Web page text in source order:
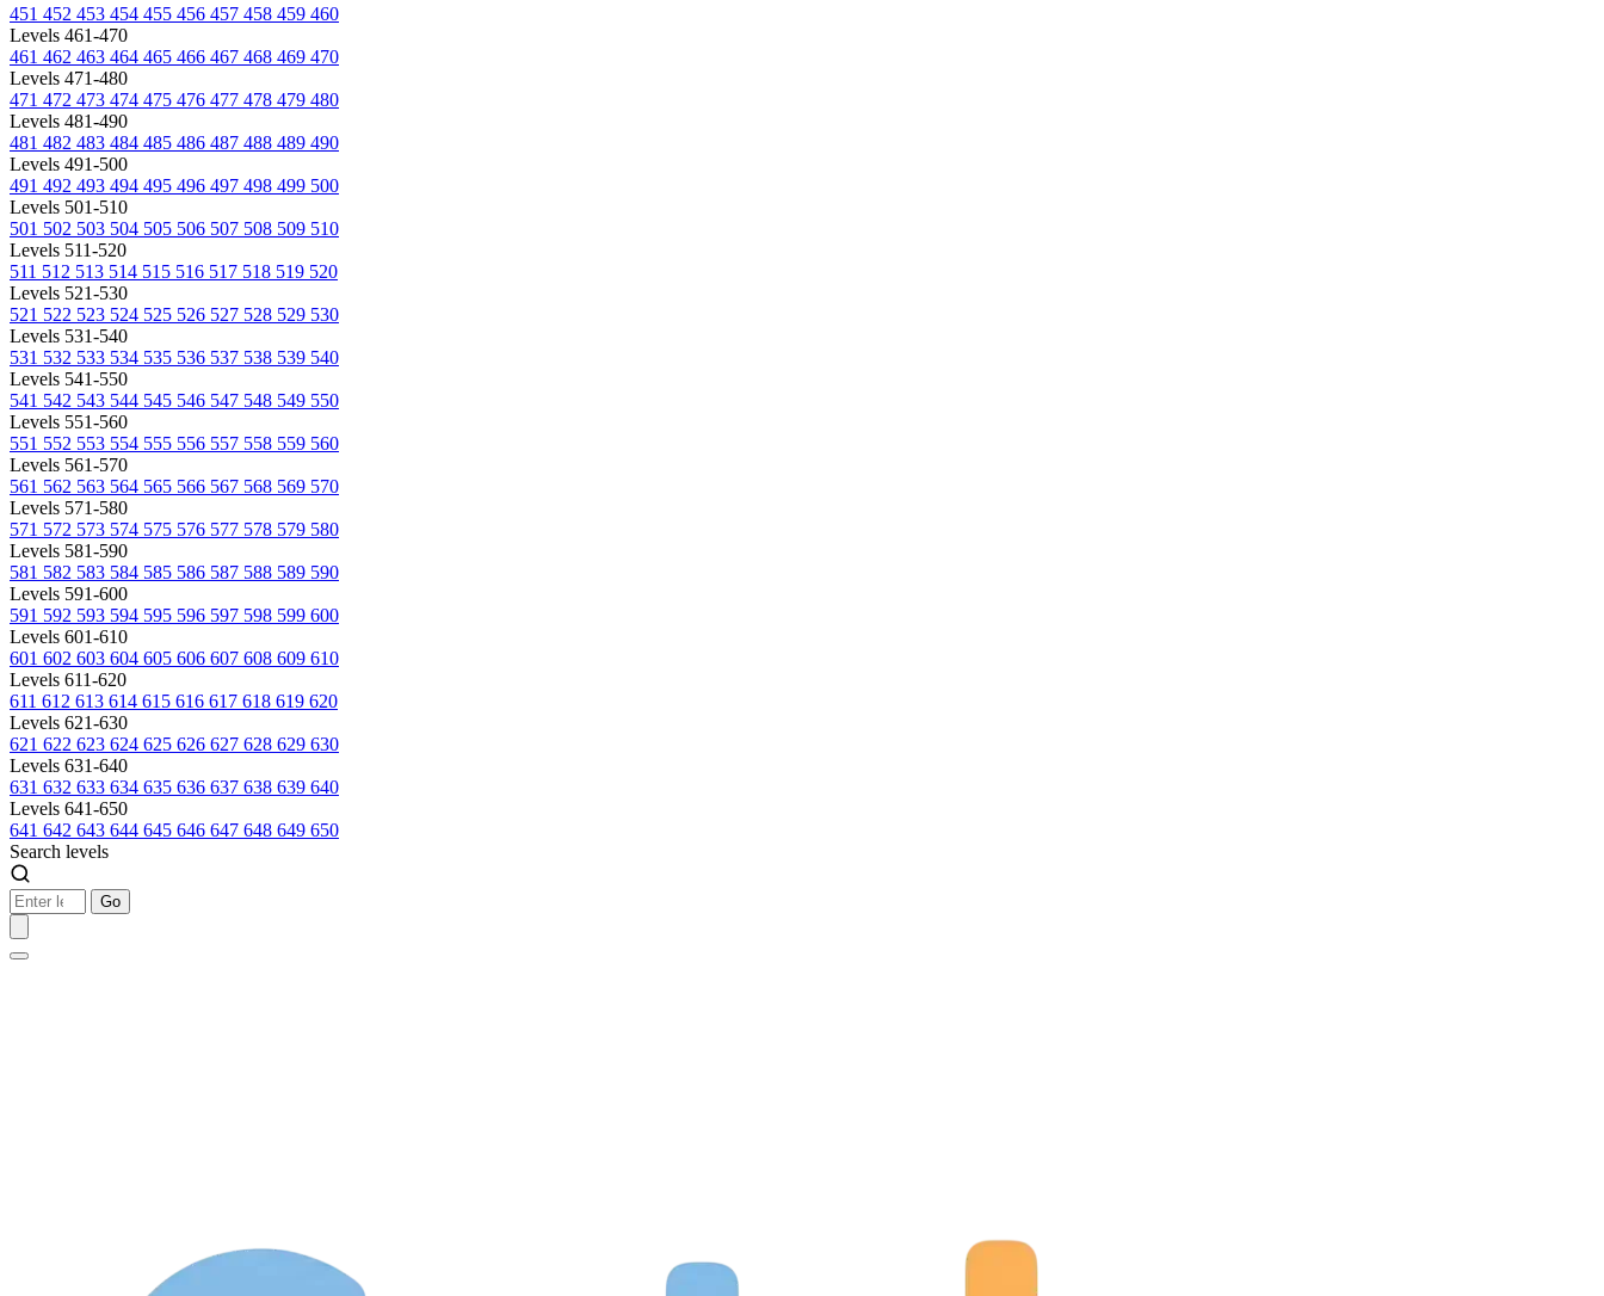
451 452 453 454 455 456 457 458 459 460
Levels 461-470
461 462 463 464 465 466 467 468 469 470
Levels 471-480
471 472 473 474 475 476 477 478 479 480
Levels 481-490
481 482 483 484 485 486 487 488 489 490
Levels 491-500
491 492 493 494 495 496 497 498 499 500
Levels 501-510
501 502 503 504 505 506 507 508 509 510
Levels 511-520
511 512 513 514 515 516 517 518 519 520
Levels 521-530
521 522 523 524 525 526 527 528 529 530
Levels 531-540
531 532 533 534 535 536 537 538 539 540
Levels 541-550
541 542 543 544 545 546 547 548 549 550
Levels 551-560
551 552 553 554 555 556 557 558 559 560
Levels 561-570
561 562 563 564 565 566 567 568 569 570
Levels 571-580
571 572 573 574 575 576 577 578 579 580
Levels 581-590
581 582 583 584 585 586 587 588 589 590
Levels 591-600
591 592 593 594 595 596 597 598 599 600
Levels 601-610
601 602 603 604 605 606 607 608 609 610
Levels 611-620
611 612 613 614 615 616 617 618 619 620
Levels 621-630
621 622 623 624 625 626 627 628 629 630
Levels 631-640
631 632 633 634 635 636 637 638 639 640
Levels 641-650
641 642 643 644 645 646 647 648 649 650
Search levels
Go